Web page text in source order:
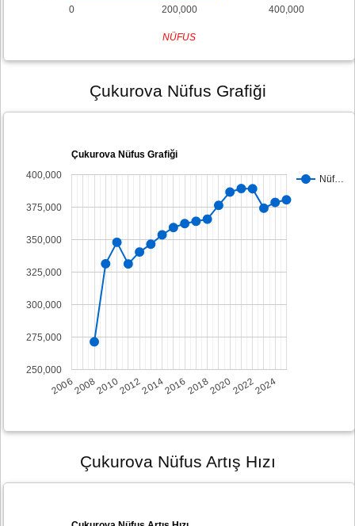
0 200,000 400,000
NÜFUS
Çukurova Nüfus Grafiği
Çukurova Nüfus Grafiği
Nüf…
2006200820102012201420162018202020222024
250,000
275,000
300,000
325,000
350,000
375,000
400,000
Çukurova Nüfus Artış Hızı